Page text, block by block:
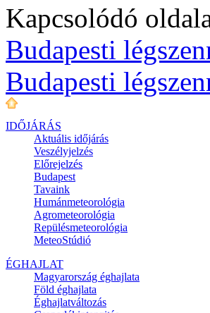
Kapcsolódó
Budapesti
Budapesti
IDŐJÁRÁS
Aktuális időjárás
Veszélyjelzés
Előrejelzés
Budapest
Tavaink
Humánmeteorológia
Agrometeorológia
Repülésmeteorológia
MeteoStúdió
ÉGHAJLAT
Magyarország éghajlata
Föld éghajlata
Éghajlatváltozás